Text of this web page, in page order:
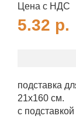
Цена с НДС
5.32 р.
подставка
21х160 см.
с